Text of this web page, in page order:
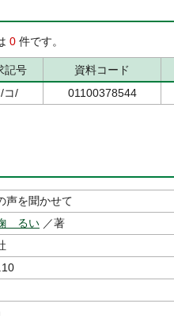
0 件です。
記号
資料コード
コ/ 01100378544
声を聞かせて
るい ／著